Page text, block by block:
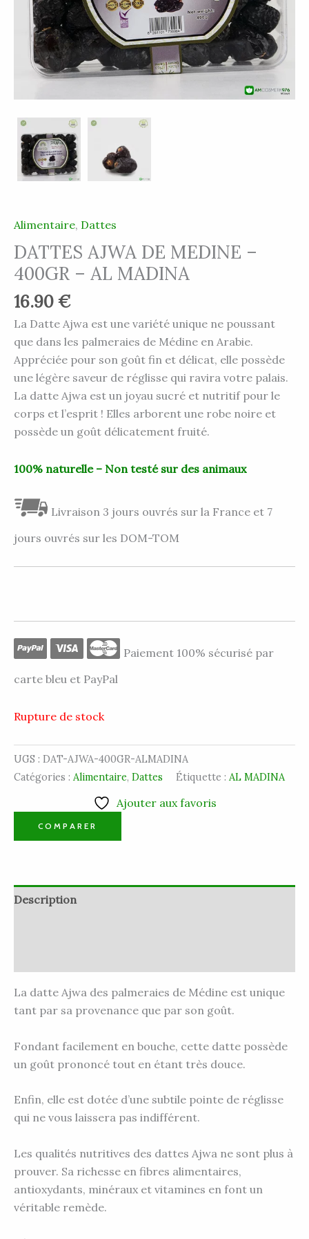
Alimentaire, Dattes
DATTES AJWA DE MEDINE –
400GR – AL MADINA
16.90€
La Datte Ajwa est une variété unique ne poussant
que dans les palmeraies de Médine en Arabie.
Appréciée pour son goût fin et délicat, elle possède
une légère saveur de réglisse qui ravira votre palais.
La datte Ajwa est un joyau sucré et nutritif pour le
corps et l’esprit ! Elles arborent une robe noire et
possède un goût délicatement fruité.
100% naturelle – Non testé sur des animaux
Livraison 3 jours ouvrés sur la France et 7
jours ouvrés sur les DOM-TOM
Paiement 100% sécurisé par
carte bleu et PayPal
Rupture de stock
UGS : DAT-AJWA-400GR-ALMADINA
Catégories : Alimentaire, Dattes Étiquette : AL MADINA
Ajouter aux favoris
COMPARER
Description
La datte Ajwa des palmeraies de Médine est unique
tant par sa provenance que par son goût.
Fondant facilement en bouche, cette datte possède
un goût prononcé tout en étant très douce.
Enfin, elle est dotée d’une subtile pointe de réglisse
qui ne vous laissera pas indifférent.
Les qualités nutritives des dattes Ajwa ne sont plus à
prouver. Sa richesse en fibres alimentaires,
antioxydants, minéraux et vitamines en font un
véritable remède.